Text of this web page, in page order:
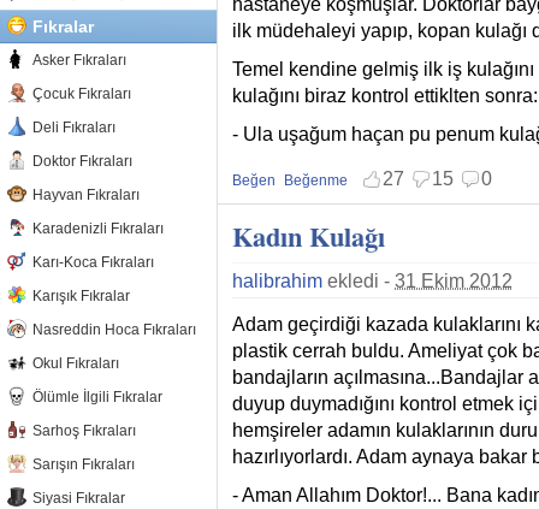
Fıkralar
Asker Fıkraları
Çocuk Fıkraları
Deli Fıkraları
Doktor Fıkraları
Hayvan Fıkraları
Karadenizli Fıkraları
Karı-Koca Fıkraları
Karışık Fıkralar
Nasreddin Hoca Fıkraları
Okul Fıkraları
Ölümle İlgili Fıkralar
Sarhoş Fıkraları
Sarışın Fıkraları
Siyasi Fıkralar
ilk müdehaleyi yapıp, kopan kulağı
Temel kendine gelmiş ilk iş kulağını
kulağını biraz kontrol ettiklten sonra:
- Ula uşağum haçan pu penum
Beğen
Beğenmekten vazgeç
Beğenme
Beğenmemekten vazgeç
27 15 0
Kadın Kulağı
halibrahim ekledi - 31 Ekim 2012
Adam geçirdiği kazada kulaklarını
plastik cerrah buldu. Ameliyat çok
bandajların açılmasına...Bandajlar
duyup duymadığını kontrol etmek
hemşireler adamın kulaklarının
hazırlıyorlardı. Adam aynaya
- Aman Allahım Doktor!... Bana